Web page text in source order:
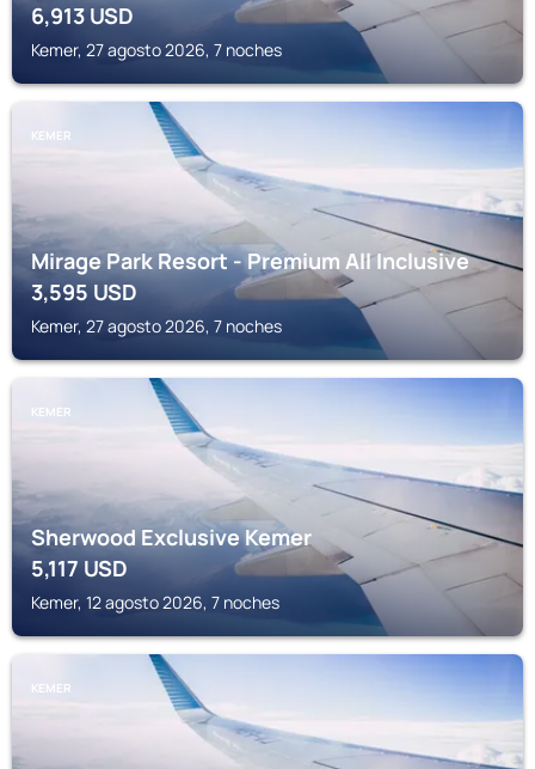
6,913USD
Kemer, 27 agosto 2026, 7 noches
KEMER
Mirage Park Resort - Premium All Inclusive
3,595USD
Kemer, 27 agosto 2026, 7 noches
KEMER
Sherwood Exclusive Kemer
5,117USD
Kemer, 12 agosto 2026, 7 noches
KEMER